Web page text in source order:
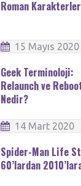
Roman
15 Mayıs 2020
Geek Terminoloji:
Relaunch ve
Nedir?
14 Mart 2020
Spider-Man Life
60’lardan